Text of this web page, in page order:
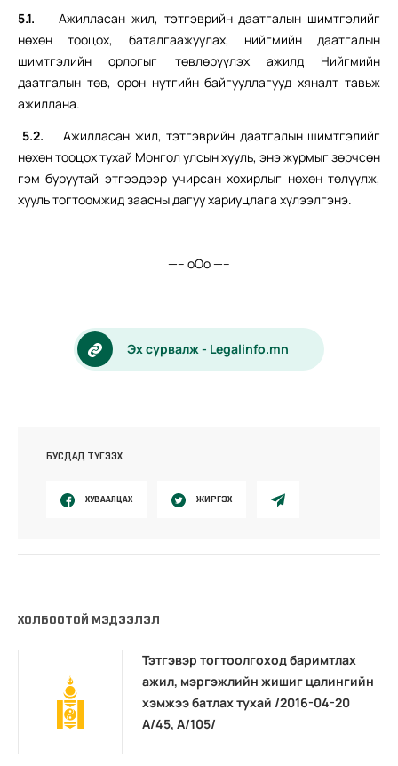
5.1. Ажилласан жил, тэтгэврийн даатгалын шимтгэлийг
нөхөн тооцох, баталгаажуулах, нийгмийн даатгалын
шимтгэлийн орлогыг төвлөрүүлэх ажилд Нийгмийн
даатгалын төв, орон нутгийн байгууллагууд хяналт тавьж
ажиллана.
5.2. Ажилласан жил, тэтгэврийн даатгалын шимтгэлийг
нөхөн тооцох тухай Монгол улсын хууль, энэ журмыг зөрчсөн
гэм буруутай этгээдээр учирсан хохирлыг нөхөн төлүүлж,
хууль тогтоомжид заасны дагуу хариуцлага хүлээлгэнэ.
—– оОо —–
Эх сурвалж - Legalinfo.mn
БУСДАД ТҮГЭЭХ
ХУВААЛЦАХ ЖИРГЭХ
ХОЛБООТОЙ МЭДЭЭЛЭЛ
Тэтгэвэр тогтоолгоход баримтлах
ажил, мэргэжлийн жишиг цалингийн
хэмжээ батлах тухай /2016-04-20
А/45, А/105/